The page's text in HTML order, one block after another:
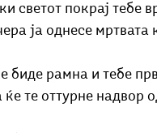
светот покрај тебе
ја однесе мртвата
биде рамна и тебе
те оттурне надвор